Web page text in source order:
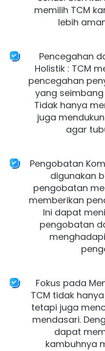
memilih TCM
lebih
Pencegahan
Holistik : TCM
pencegahan
yang
Tidak hanya
juga
agar
Pengobatan
digunakan
pengobatan
memberikan
Ini dapat
pengobatan
Fokus pada
TCM tidak
tetapi juga
mendasari.
dapat
kambuhnya